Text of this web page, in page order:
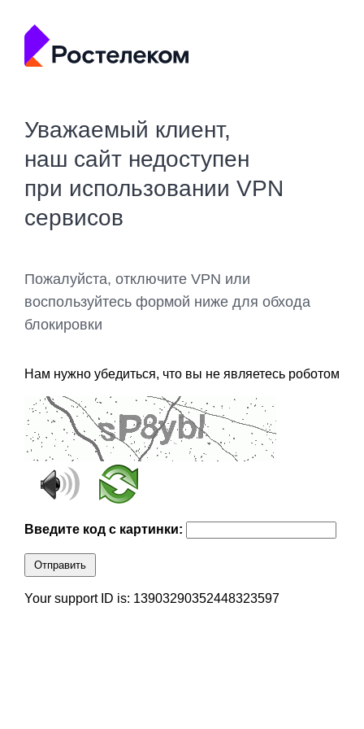
Уважаемый клиент,
наш сайт недоступен
при использовании VPN
сервисов
Пожалуйста, отключите VPN или
воспользуйтесь формой ниже для обхода
блокировки
Нам нужно убедиться, что вы не являетесь роботом
Введите код с картинки:
Отправить
Your support ID is: 13903290352448323597